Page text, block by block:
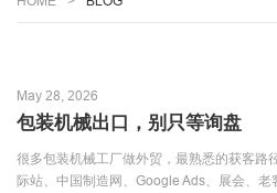
May 28, 2026
包装机械出口，别只等询盘
很多包装机械工厂做外贸，最熟悉的获客路
际站、中国制造网、Google Ads、展会、老